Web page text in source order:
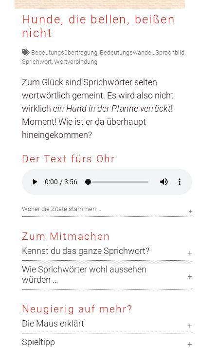
Hunde, die bellen, beißen
nicht
Bedeutungsübertragung, Bedeutungswandel , Sprachbild,
Sprichwort, Wortverbindung
Zum Glück sind Sprich­wörter sel­ten
wortwörtlich gemeint. Es wird also nicht
wirk­lich ein Hund in der Pfanne ver­rückt!
Moment! Wie ist er da über­haupt
hineingekom­men?
Der Text fürs Ohr
Woher die Zitate stammen …
Zum Mitmachen
Kennst du das ganze Sprichwort?
Wie Sprichwörter wohl aussehen
würden …
Neugierig auf mehr?
Die Maus erklärt
Spieltipp